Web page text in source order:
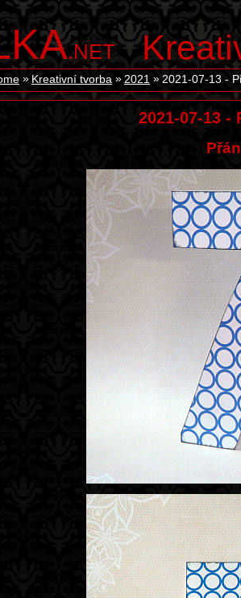
.NET
Kreativní tvorba 2021 2021-07-13 -
2021-07-13 -